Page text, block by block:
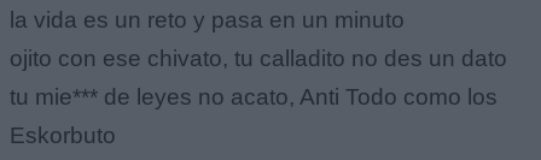
la vida es un reto y pasa en un minuto
ojito con ese chivato, tu calladito no des un dato
tu mie*** de leyes no acato, Anti Todo como los
Eskorbuto